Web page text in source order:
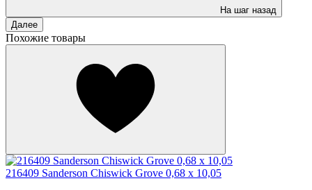
На шаг назад
Далее
Похожие товары
216409 Sanderson Chiswick Grove 0,68 x 10,05